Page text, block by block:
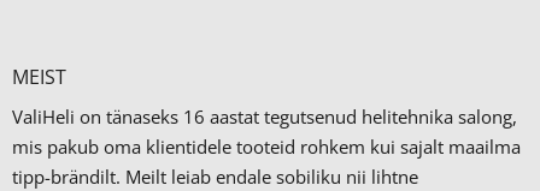
MEIST
ValiHeli on tänaseks 16 aastat tegutsenud helitehnika salong,
mis pakub oma klientidele tooteid rohkem kui sajalt maailma
tipp-brändilt. Meilt leiab endale sobiliku nii lihtne